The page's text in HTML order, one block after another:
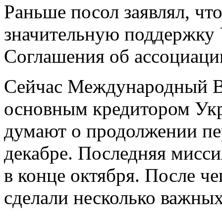
Раньше посол заявлял,
значительную
Соглашения об
Сейчас Международный
основным кредитором
думают о продолжении
декабре. Последняя
в конце октября. После
сделали несколько